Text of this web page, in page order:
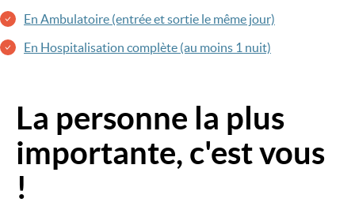
En Ambulatoire (entrée et sortie le même jour)
En Hospitalisation complète (au moins 1 nuit)
Image
La personne la plus
importante, c'est vous
!